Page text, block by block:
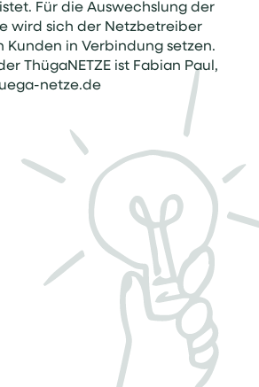
Für die Auswechslung der
wird sich der Netzbetreiber
Kunden in Verbindung setzen.
ThügaNETZE ist Fabian Paul,
netze.de